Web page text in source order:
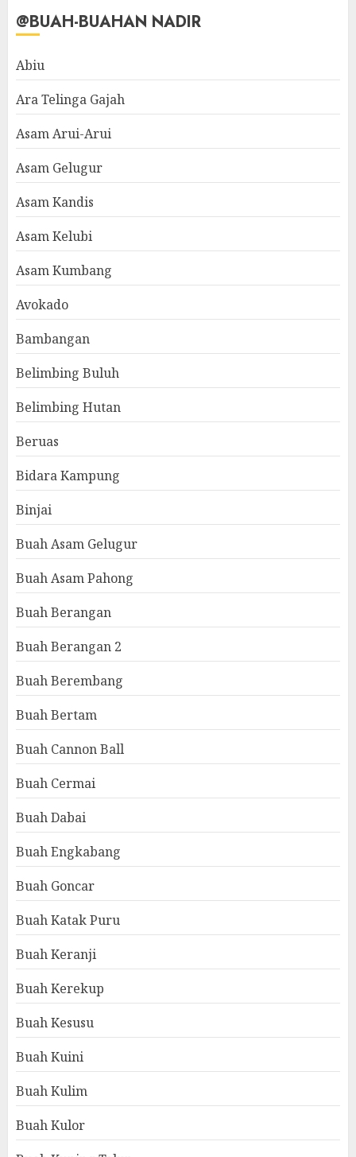
@BUAH-BUAHAN NADIR
Abiu
Ara Telinga Gajah
Asam Arui-Arui
Asam Gelugur
Asam Kandis
Asam Kelubi
Asam Kumbang
Avokado
Bambangan
Belimbing Buluh
Belimbing Hutan
Beruas
Bidara Kampung
Binjai
Buah Asam Gelugur
Buah Asam Pahong
Buah Berangan
Buah Berangan 2
Buah Berembang
Buah Bertam
Buah Cannon Ball
Buah Cermai
Buah Dabai
Buah Engkabang
Buah Goncar
Buah Katak Puru
Buah Keranji
Buah Kerekup
Buah Kesusu
Buah Kuini
Buah Kulim
Buah Kulor